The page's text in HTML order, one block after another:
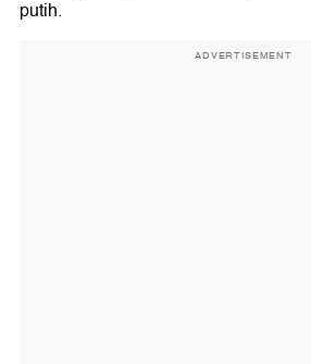
putih.
ADVERTISEMENT